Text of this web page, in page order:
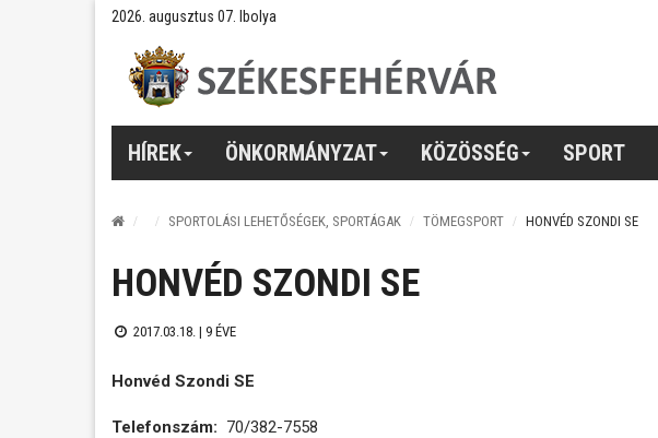
2026. augusztus 07. Ibolya
HÍREK ÖNKORMÁNYZAT KÖZÖSSÉG SPORT
SPORTOLÁSI LEHETŐSÉGEK, SPORTÁGAK TÖMEGSPORT HONVÉD SZONDI SE
HONVÉD SZONDI SE
2017.03.18. | 9 ÉVE
Honvéd Szondi SE
Telefonszám: 70/382-7558